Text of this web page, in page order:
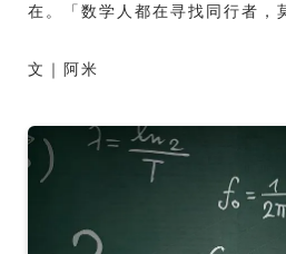
在。「数学人都在寻找同行者，
文｜阿米